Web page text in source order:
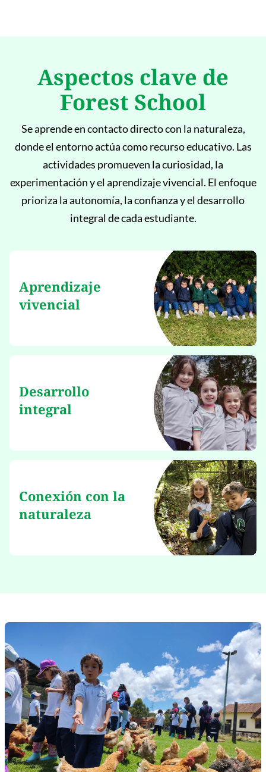
Aspectos clave de
Forest School
Se aprende en contacto directo con la naturaleza,
donde el entorno actúa como recurso educativo. Las
actividades promueven la curiosidad, la
experimentación y el aprendizaje vivencial. El enfoque
prioriza la autonomía, la confianza y el desarrollo
integral de cada estudiante.
Aprendizaje
vivencial
Desarrollo
integral
Conexión con la
naturaleza